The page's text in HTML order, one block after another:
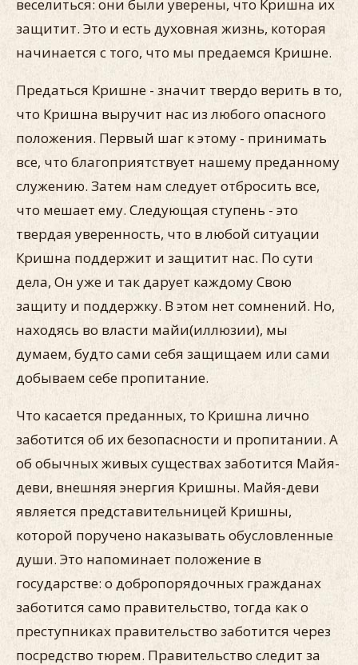
веселиться: они были уверены, что Кришна их
защитит. Это и есть духовная жизнь, которая
начинается с того, что мы предаемся Кришне.
Предаться Кришне - значит твердо верить в то,
что Кришна выручит нас из любого опасного
положения. Первый шаг к этому - принимать
все, что благоприятствует нашему преданному
служению. Затем нам следует отбросить все,
что мешает ему. Следующая ступень - это
твердая уверенность, что в любой ситуации
Кришна поддержит и защитит нас. По сути
дела, Он уже и так дарует каждому Свою
защиту и поддержку. В этом нет сомнений. Но,
находясь во власти майи(иллюзии), мы
думаем, будто сами себя защищаем или сами
добываем себе пропитание.
Что касается преданных, то Кришна лично
заботится об их безопасности и пропитании. А
об обычных живых существах заботится Майя-
деви, внешняя энергия Кришны. Майя-деви
является представительницей Кришны,
которой поручено наказывать обусловленные
души. Это напоминает положение в
государстве: о добропорядочных гражданах
заботится само правительство, тогда как о
преступниках правительство заботится через
посредство тюрем. Правительство следит за